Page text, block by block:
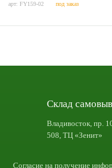
арт: FY159-02 под заказ
Склад
Владивосток, пр.
508, ТЦ «Зенит»
Согласие на получение